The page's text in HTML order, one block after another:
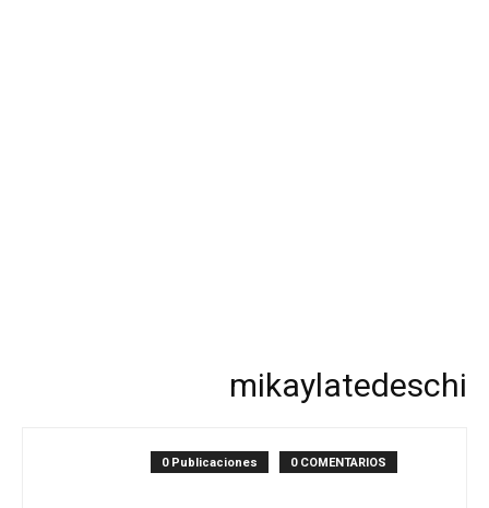
mikaylatedeschi
0 Publicaciones 0 COMENTARIOS